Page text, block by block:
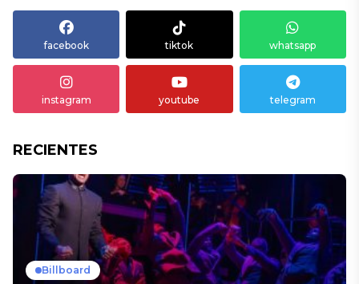
facebook tiktok whatsapp
instagram youtube telegram
RECIENTES
Billboard